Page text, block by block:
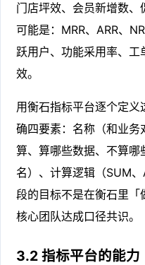
门店坪效、会员新增数、
可能是：MRR、ARR、
跃用户、功能采用率、
效。
用衡石指标平台逐个定
确四要素：名称（和业
算、算哪些数据、不算
名）、计算逻辑（SUM
段的目标不是在衡石里
核心团队达成口径共识。
3.2 指标平台的能力